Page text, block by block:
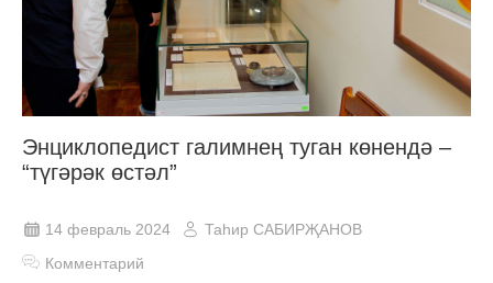
Энциклопедист галимнең туган көнендә –
“түгәрәк өстәл”
14 февраль 2024
Таһир САБИРҖАНОВ
Комментарий